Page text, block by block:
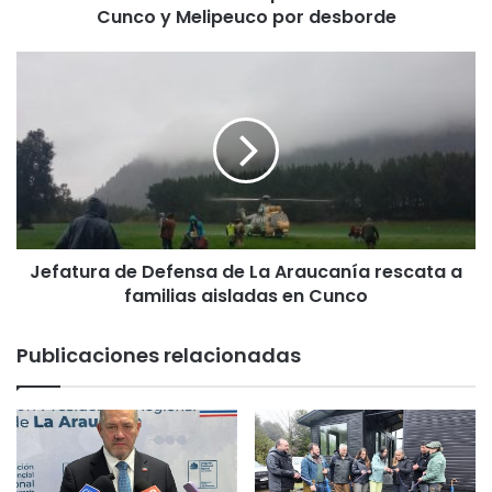
m
i
r
a
l
a
c
Cunco y Melipeuco por desborde
t
a
d
e
n
s
a
e
Jefatura de Defensa de La Araucanía rescata a
familias aisladas en Cunco
Publicaciones relacionadas